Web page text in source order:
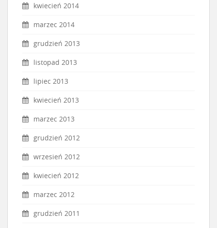
kwiecień 2014
marzec 2014
grudzień 2013
listopad 2013
lipiec 2013
kwiecień 2013
marzec 2013
grudzień 2012
wrzesień 2012
kwiecień 2012
marzec 2012
grudzień 2011